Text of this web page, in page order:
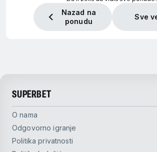
Nazad na
ponudu
Sve
SUPERBET
O nama
Odgovorno igranje
Politika privatnosti